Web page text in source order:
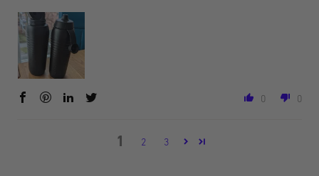
0 0
1 2 3